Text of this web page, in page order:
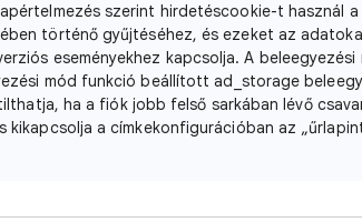
szerint hirdetéscookie-t használ
történő gyűjtéséhez, és ezeket az
eseményekhez kapcsolja. A
mód funkció beállított ad_storage
ha a fiók jobb felső sarkában lévő
kikapcsolja a címkekonfigurációban az